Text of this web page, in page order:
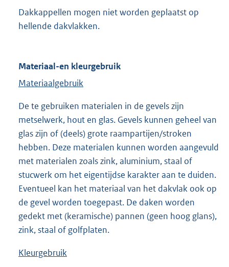
Dakkappellen mogen niet worden geplaatst op
hellende dakvlakken.
Materiaal-en kleurgebruik
Materiaalgebruik
De te gebruiken materialen in de gevels zijn
metselwerk, hout en glas. Gevels kunnen geheel van
glas zijn of (deels) grote raampartijen/stroken
hebben. Deze materialen kunnen worden aangevuld
met materialen zoals zink, aluminium, staal of
stucwerk om het eigentijdse karakter aan te duiden.
Eventueel kan het materiaal van het dakvlak ook op
de gevel worden toegepast. De daken worden
gedekt met (keramische) pannen (geen hoog glans),
zink, staal of golfplaten.
Kleurgebruik